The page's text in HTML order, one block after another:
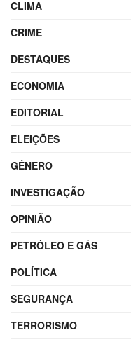
CLIMA
CRIME
DESTAQUES
ECONOMIA
EDITORIAL
ELEIÇÕES
GÉNERO
INVESTIGAÇÃO
OPINIÃO
PETRÓLEO E GÁS
POLÍTICA
SEGURANÇA
TERRORISMO